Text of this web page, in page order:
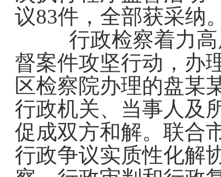
议83件 ， 全部获采纳
行政检察着力
督案件攻坚行动，办
区检察院办理的盘某
行政机关、当事人及
促成双方和解。联合
行政争议实质性化解